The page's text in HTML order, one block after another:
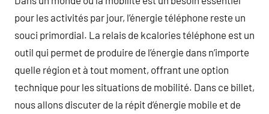
pour les activités par jour, l’énergie téléphone reste un
souci primordial. La relais de kcalories téléphone est un
outil qui permet de produire de l’énergie dans n’importe
quelle région et à tout moment, offrant une option
technique pour les situations de mobilité. Dans ce billet,
nous allons discuter de la répit d’énergie mobile et de